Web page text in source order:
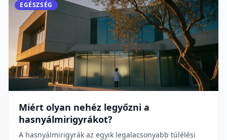
EGÉSZSÉG
Miért olyan nehéz legyőzni a
hasnyálmirigyrákot?
A hasnyálmirigyrák az egyik legalacsonyabb túlélési